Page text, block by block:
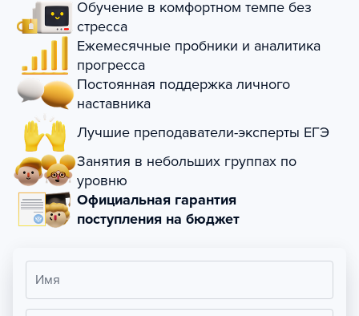
Обучение в комфортном темпе без
стресса
Ежемесячные пробники и аналитика
прогресса
Постоянная поддержка личного
наставника
Лучшие преподаватели-эксперты ЕГЭ
Занятия в небольших группах по
уровню
Официальная гарантия
поступления на бюджет
Имя